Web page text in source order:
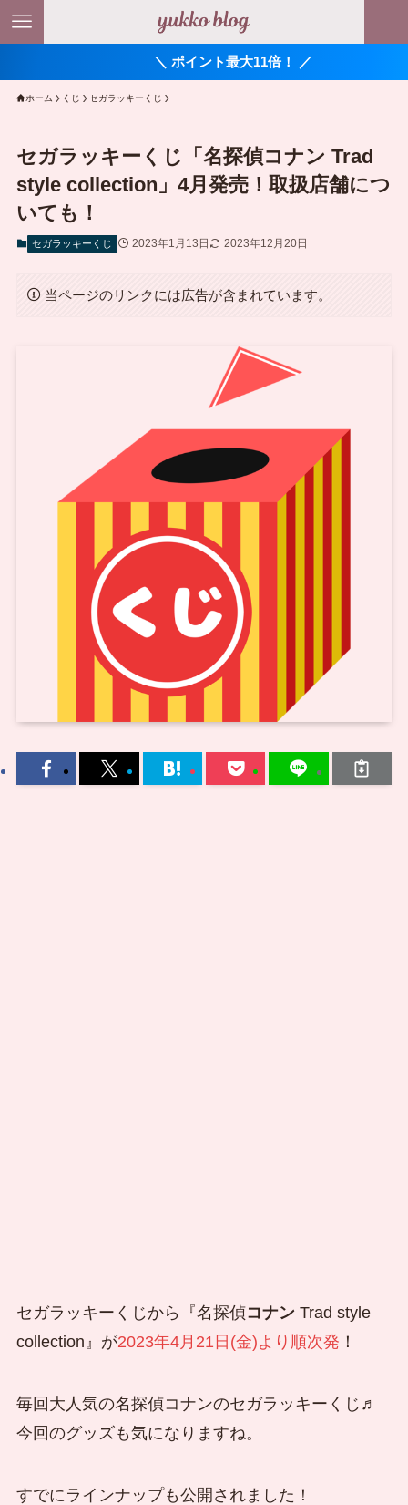
＼ ポイント最大11倍！ ／
ホーム くじ セガラッキーくじ
セガラッキーくじ「名探偵コナン Trad
style collection」4月発売！取扱店舗につ
いても！
セガラッキーくじ 2023年1月13日 2023年12月20日
当ページのリンクには広告が含まれています。
セガラッキーくじから『名探偵コナンTrad style
collection』が2023年4月21日(金)より順次発 ！
毎回大人気の名探偵コナンのセガラッキーくじ♬
今回のグッズも気になりますね。
すでにラインナップも公開されました！